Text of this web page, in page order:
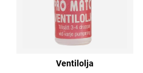
Ventilolja